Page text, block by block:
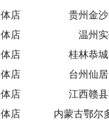
店
贵州金
店
温州
店
桂林恭
店
台州仙
店
江西赣
店
内蒙古鄂尔